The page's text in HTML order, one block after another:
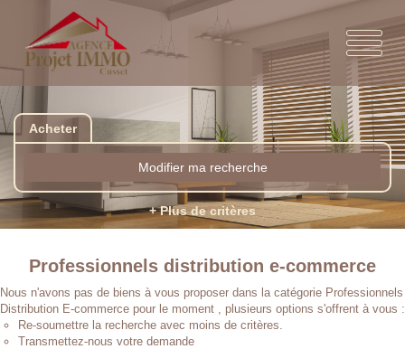
Acheter
Modifier ma recherche
+ Plus de critères
Professionnels distribution e-commerce
Nous n'avons pas de biens à vous proposer dans la catégorie Professionnels
Distribution E-commerce pour le moment , plusieurs options s'offrent à vous :
Re-soumettre la recherche avec moins de critères.
Transmettez-nous votre demande